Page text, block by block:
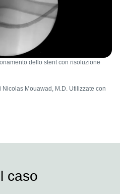
dello stent con risoluzione
Mouawad, M.D. Utilizzate con
caso